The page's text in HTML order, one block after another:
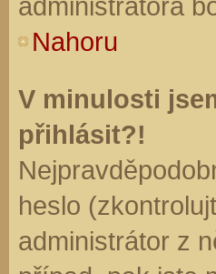
Nahoru
V minulosti
přihlásit?!
heslo
administrátor z